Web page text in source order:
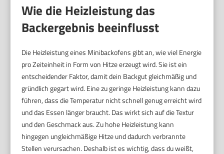
Wie die Heizleistung das
Backergebnis beeinflusst
Die Heizleistung eines Minibackofens gibt an, wie viel Energie
pro Zeiteinheit in Form von Hitze erzeugt wird. Sie ist ein
entscheidender Faktor, damit dein Backgut gleichmäßig und
gründlich gegart wird. Eine zu geringe Heizleistung kann dazu
führen, dass die Temperatur nicht schnell genug erreicht wird
und das Essen länger braucht. Das wirkt sich auf die Textur
und den Geschmack aus. Zu hohe Heizleistung kann
hingegen ungleichmäßige Hitze und dadurch verbrannte
Stellen verursachen. Deshalb ist es wichtig, dass du weißt,